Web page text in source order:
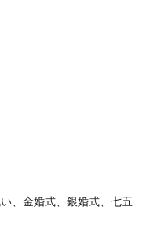
、金婚式、銀婚式、七五